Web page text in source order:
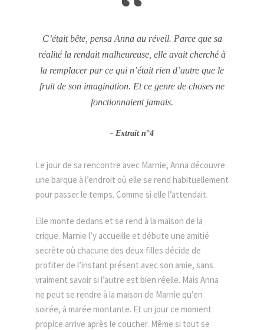
C’était bête, pensa Anna au réveil. Parce que sa
réalité la rendait malheureuse, elle avait cherché à
la remplacer par ce qui n’était rien d’autre que le
fruit de son imagination. Et ce genre de choses ne
fonctionnaient jamais.
Extrait n°4
Le jour de sa rencontre avec Marnie, Anna découvre
une barque à l’endroit où elle se rend habituellement
pour passer le temps. Comme si elle l’attendait.
Elle monte dedans et se rend à la maison de la
crique. Marnie l’y accueille et débute une amitié
secrète où chacune des deux filles décide de
profiter de l’instant présent avec son amie, sans
vraiment savoir si l’autre est bien réelle. Mais Anna
ne peut se rendre à la maison de Marnie qu’en
soirée, à marée montante. Et un jour ce moment
propice arrive après le coucher. Même si tout se